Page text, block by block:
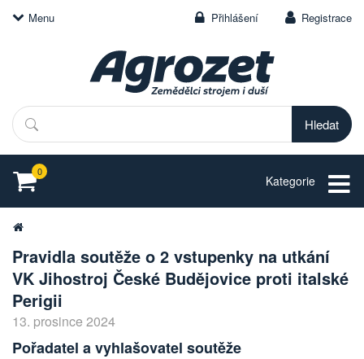
Menu Přihlášení Registrace
Hledat
0
Kategorie
Pravidla soutěže o 2 vstupenky na utkání
VK Jihostroj České Budějovice proti italské
Perigii
13. prosince 2024
Pořadatel a vyhlašovatel soutěže